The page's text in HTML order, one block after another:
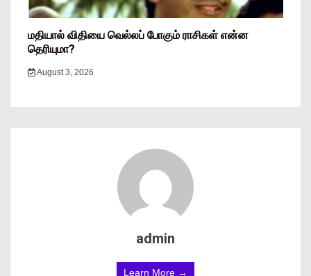
மதியால் விதியை வெல்லப் போகும் ராசிகள் என்ன
தெரியுமா?
August 3, 2026
admin
Learn More →